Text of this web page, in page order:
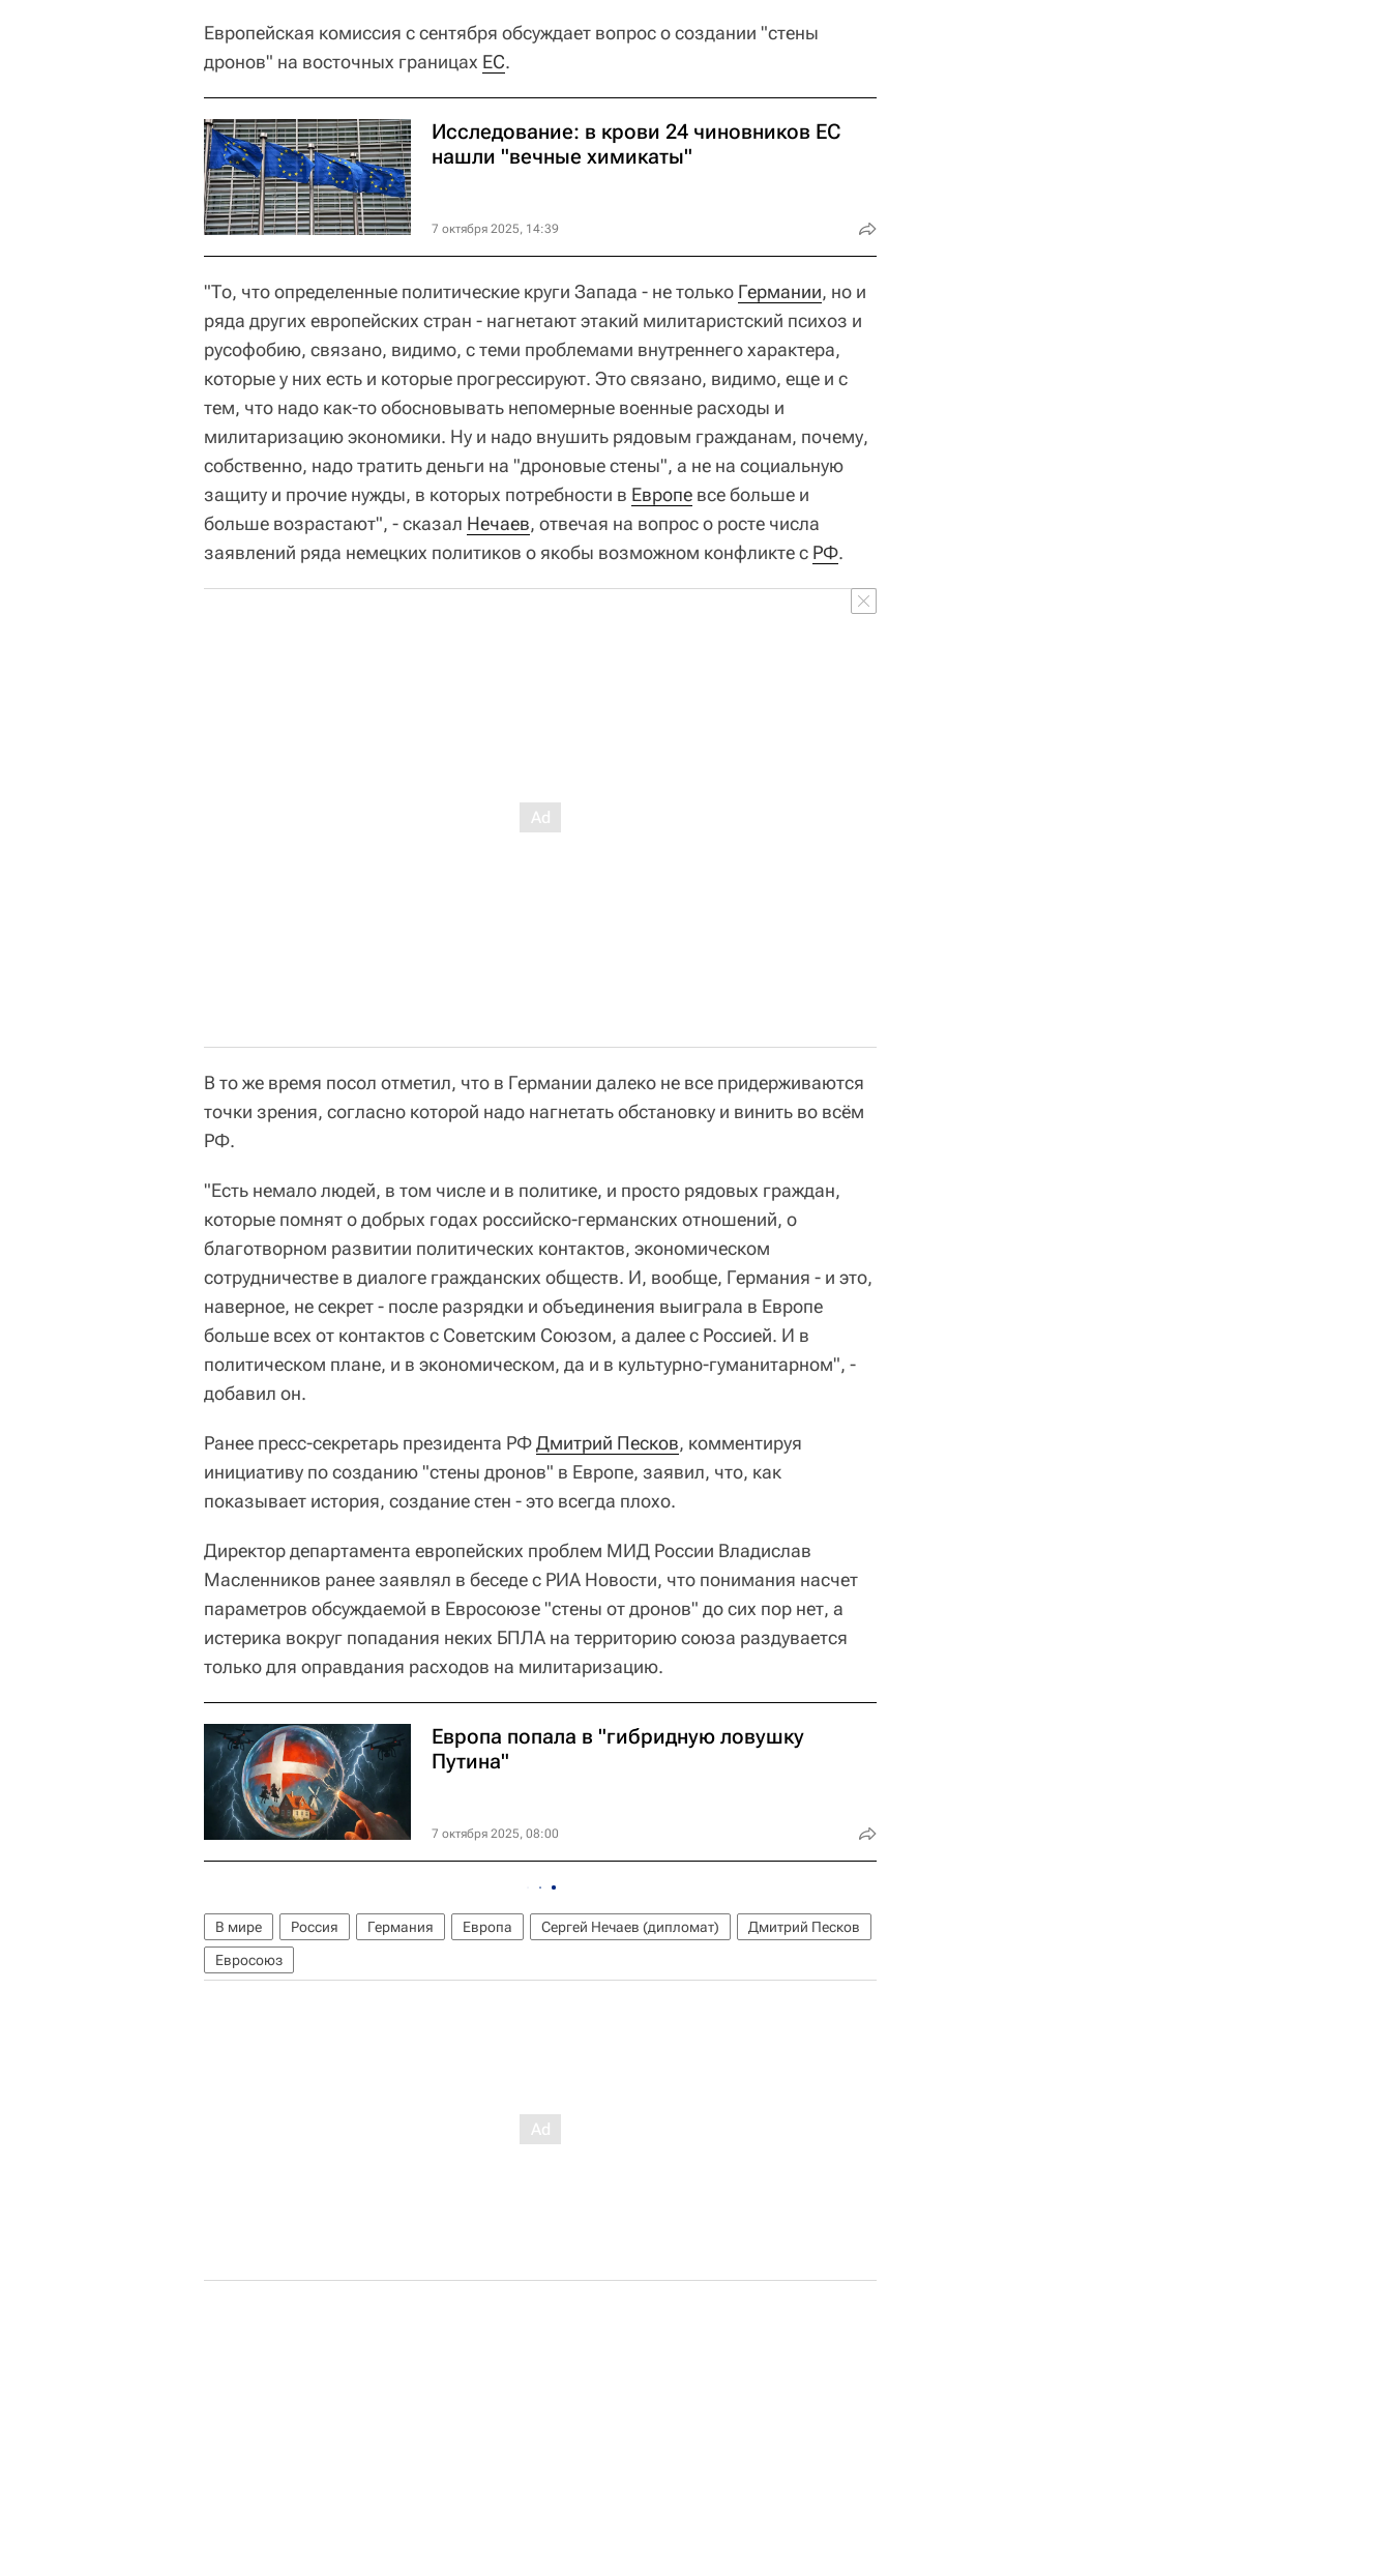
Европейская комиссия с сентября обсуждает вопрос о создании "стены
дронов" на восточных границах ЕС.
Исследование: в крови 24 чиновников ЕС
нашли "вечные химикаты"
7 октября 2025, 14:39
"То, что определенные политические круги Запада - не только Германии, но и
ряда других европейских стран - нагнетают этакий милитаристский психоз и
русофобию, связано, видимо, с теми проблемами внутреннего характера,
которые у них есть и которые прогрессируют. Это связано, видимо, еще и с
тем, что надо как-то обосновывать непомерные военные расходы и
милитаризацию экономики. Ну и надо внушить рядовым гражданам, почему,
собственно, надо тратить деньги на "дроновые стены", а не на социальную
защиту и прочие нужды, в которых потребности в Европе все больше и
больше возрастают", - сказал Нечаев, отвечая на вопрос о росте числа
заявлений ряда немецких политиков о якобы возможном конфликте с РФ.
В то же время посол отметил, что в Германии далеко не все придерживаются
точки зрения, согласно которой надо нагнетать обстановку и винить во всём
РФ.
"Есть немало людей, в том числе и в политике, и просто рядовых граждан,
которые помнят о добрых годах российско-германских отношений, о
благотворном развитии политических контактов, экономическом
сотрудничестве в диалоге гражданских обществ. И, вообще, Германия - и это,
наверное, не секрет - после разрядки и объединения выиграла в Европе
больше всех от контактов с Советским Союзом, а далее с Россией. И в
политическом плане, и в экономическом, да и в культурно-гуманитарном", -
добавил он.
Ранее пресс-секретарь президента РФДмитрий Песков, комментируя
инициативу по созданию "стены дронов" в Европе, заявил, что, как
показывает история, создание стен - это всегда плохо.
Директор департамента европейских проблем МИД России Владислав
Масленников ранее заявлял в беседе с РИА Новости, что понимания насчет
параметров обсуждаемой в Евросоюзе "стены от дронов" до сих пор нет, а
истерика вокруг попадания неких БПЛА на территорию союза раздувается
только для оправдания расходов на милитаризацию.
Европа попала в "гибридную ловушку
Путина"
7 октября 2025, 08:00
В мире Россия Германия Европа Сергей Нечаев (дипломат)
Дмитрий Песков
Евросоюз